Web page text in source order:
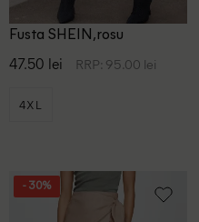
Fusta SHEIN, rosu
47.50 lei RRP: 95.00 lei
4XL
- 30%